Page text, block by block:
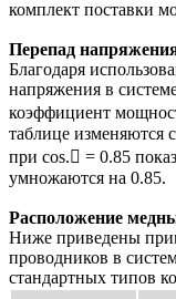
комплект поставки
Перепад
Благодаря
напряжения в
коэффициент
таблице изменяются
при cos. = 0.85
умножаются на 0.85.
Расположение
Ниже приведены
проводников в
стандартных типов